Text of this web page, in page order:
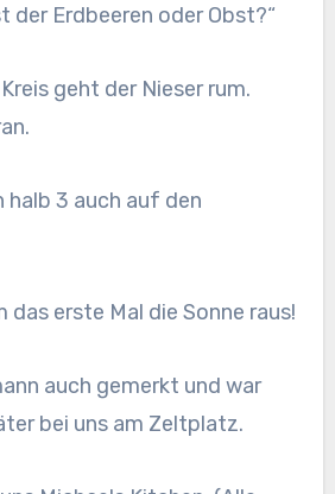
der Erdbeeren oder Obst?“
geht der Nieser rum.
halb 3 auch auf den
das erste Mal die Sonne raus!
auch gemerkt und war
bei uns am Zeltplatz.